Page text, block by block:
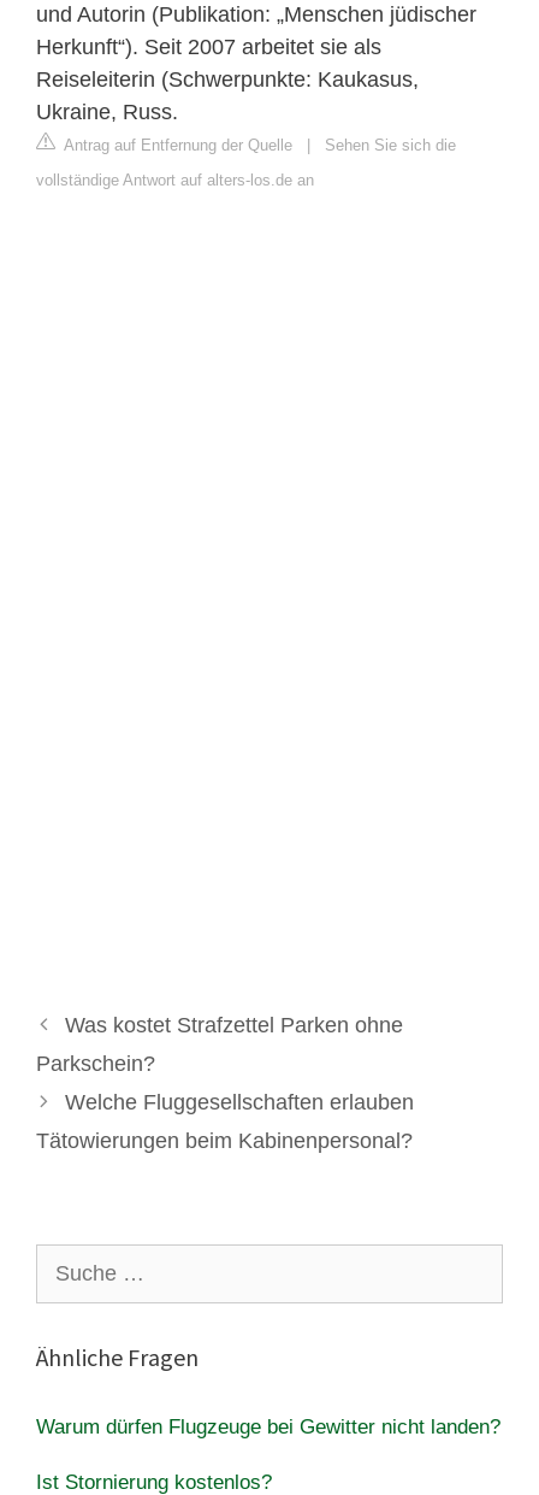
und Autorin (Publikation: „Menschen jüdischer
Herkunft“). Seit 2007 arbeitet sie als
Reiseleiterin (Schwerpunkte: Kaukasus,
Ukraine, Russ.
Antrag auf Entfernung der Quelle | Sehen Sie sich die
vollständige Antwort auf alters-los.de an
Was kostet Strafzettel Parken ohne
Parkschein?
Welche Fluggesellschaften erlauben
Tätowierungen beim Kabinenpersonal?
nach:
Ähnliche Fragen
Warum dürfen Flugzeuge bei Gewitter nicht landen?
Ist Stornierung kostenlos?